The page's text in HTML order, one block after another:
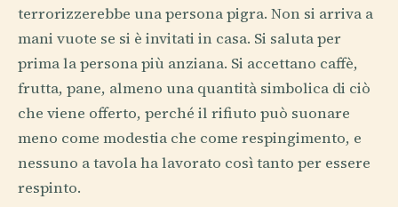
terrorizzerebbe una persona pigra. Non si arriva a
mani vuote se si è invitati in casa. Si saluta per
prima la persona più anziana. Si accettano caffè,
frutta, pane, almeno una quantità simbolica di ciò
che viene offerto, perché il rifiuto può suonare
meno come modestia che come respingimento, e
nessuno a tavola ha lavorato così tanto per essere
respinto.